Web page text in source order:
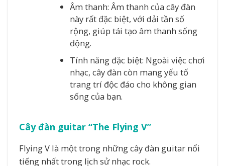
Âm thanh: Âm thanh của cây đàn
này rất đặc biệt, với dải tần số
rộng, giúp tái tạo âm thanh sống
động.
Tính năng đặc biệt: Ngoài việc chơi
nhạc, cây đàn còn mang yếu tố
trang trí độc đáo cho không gian
sống của bạn.
Cây đàn guitar “The Flying V”
Flying V là một trong những cây đàn guitar nổi
tiếng nhất trong lịch sử nhạc rock.